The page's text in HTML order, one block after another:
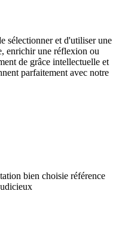
sélectionner et d'utiliser une
enrichir une réflexion ou
de grâce intellectuelle et
parfaitement avec notre
bien choisie référence